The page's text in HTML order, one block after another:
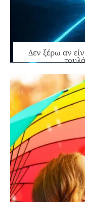
Δεν ξέρω αν